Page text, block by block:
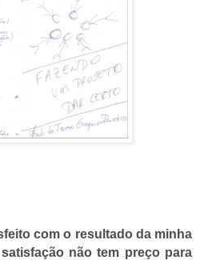
com o resultado da minha
não tem preço para